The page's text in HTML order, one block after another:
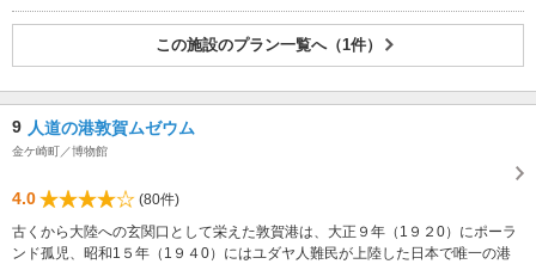
この施設のプラン一覧へ（1件）
9 人道の港敦賀ムゼウム
金ケ崎町／博物館
4.0
(80件)
古くから大陸への玄関口として栄えた敦賀港は、大正９年（1９２0）にポーラ
ンド孤児、昭和1５年（1９４0）にはユダヤ人難民が上陸した日本で唯一の港